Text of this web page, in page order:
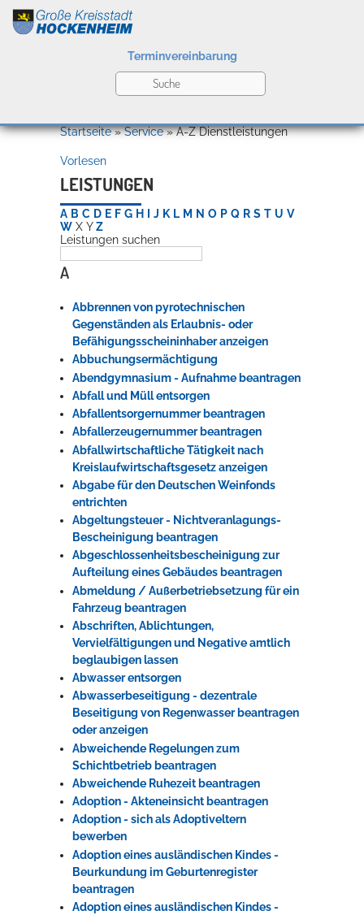
Kultur
Bildung
Wirtschaft
Rathaus
Service
Terminvereinbarung
Willkommen in Hockenheim
Konzerte, Tagungen und vieles mehr
Die Stadthalle Hockenheim bietet den perfekten Standort für Events
Erleben in Hockenheim
Spaß unter prickelnden Wasserfällen, das rauschende Meer im
Wellenbecken oder doch lieber die pure Entspannung auf der
Sprudelliege im Solebecken?
Startseite»Service»A-Z Dienstleistungen
Vorlesen
LEISTUNGEN
A B C D E F G H J K L M N O P Q R S T U V
W X Y Z
Leistungen suchen
A
Abbrennen von pyrotechnischen
Gegenständen als Erlaubnis- oder
Befähigungsscheininhaber anzeigen
Abbuchungsermächtigung
Abendgymnasium - Aufnahme beantragen
Abfall und Müll entsorgen
Abfallentsorgernummer beantragen
Abfallerzeugernummer beantragen
Abfallwirtschaftliche Tätigkeit nach
Kreislaufwirtschaftsgesetz anzeigen
Abgabe für den Deutschen Weinfonds
entrichten
Abgeltungsteuer - Nichtveranlagungs-
Bescheinigung beantragen
Abgeschlossenheitsbescheinigung zur
Aufteilung eines Gebäudes beantragen
Abmeldung / Außerbetriebsetzung für ein
Fahrzeug beantragen
Abschriften, Ablichtungen,
Vervielfältigungen und Negative amtlich
beglaubigen lassen
Abwasser entsorgen
Abwasserbeseitigung - dezentrale
Beseitigung von Regenwasser beantragen
oder anzeigen
Abweichende Regelungen zum
Schichtbetrieb beantragen
Abweichende Ruhezeit beantragen
Adoption - Akteneinsicht beantragen
Adoption - sich als Adoptiveltern
bewerben
Adoption eines ausländischen Kindes -
Beurkundung im Geburtenregister
beantragen
Adoption eines ausländischen Kindes -